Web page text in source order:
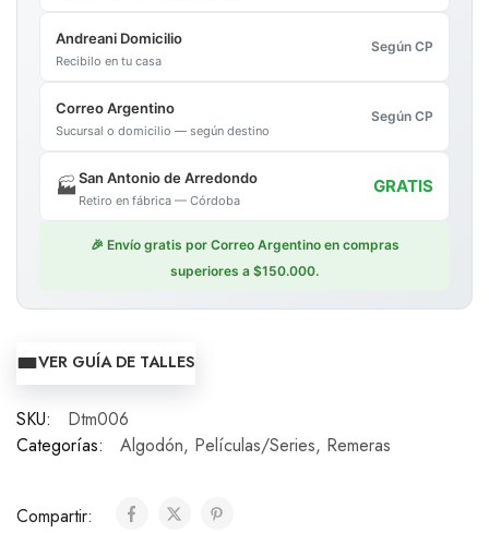
Andreani Domicilio
Recibilo en tu casa
Según CP
Correo Argentino
Sucursal o domicilio — según destino
Según CP
🏭San Antonio de Arredondo
Retiro en fábrica — Córdoba
GRATIS
🎉 Envío gratis por Correo Argentino en compras
superiores a $150.000.
VER GUÍA DE TALLES
SKU:
Dtm006
Categorías:
Algodón, Películas/Series, Remeras
Compartir: